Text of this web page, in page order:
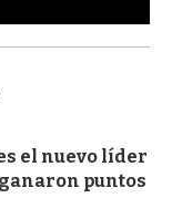
el nuevo líder
puntos